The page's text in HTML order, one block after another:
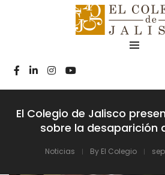
El Colegio de Jalisco
sobre la desaparición
Noticias By El Colegio